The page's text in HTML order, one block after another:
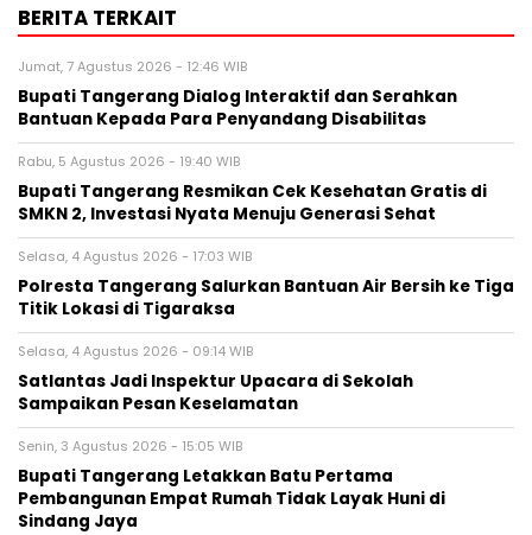
BERITA TERKAIT
Jumat, 7 Agustus 2026 - 12:46 WIB
Bupati Tangerang Dialog Interaktif dan Serahkan
Bantuan Kepada Para Penyandang Disabilitas
Rabu, 5 Agustus 2026 - 19:40 WIB
‎Bupati Tangerang Resmikan Cek Kesehatan Gratis di
SMKN 2, Investasi Nyata Menuju Generasi Sehat
Selasa, 4 Agustus 2026 - 17:03 WIB
Polresta Tangerang Salurkan Bantuan Air Bersih ke Tiga
Titik Lokasi di Tigaraksa
Selasa, 4 Agustus 2026 - 09:14 WIB
Satlantas Jadi Inspektur Upacara di Sekolah
Sampaikan Pesan Keselamatan
Senin, 3 Agustus 2026 - 15:05 WIB
Bupati Tangerang Letakkan Batu Pertama
Pembangunan Empat Rumah Tidak Layak Huni di
Sindang Jaya